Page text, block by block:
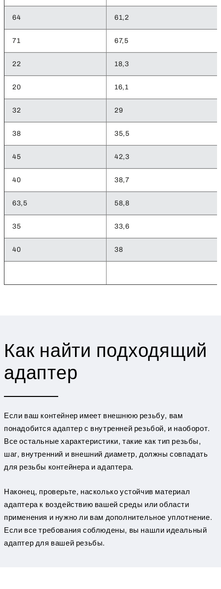
64 61,2
71 67,5
22 18,3
20 16,1
32 29
38 35,5
45 42,3
40 38,7
63,5 58,8
35 33,6
40 38
Как найти подходящий
адаптер
Если ваш контейнер имеет внешнюю резьбу, вам
понадобится адаптер с внутренней резьбой, и наоборот.
Все остальные характеристики, такие как тип резьбы,
шаг, внутренний и внешний диаметр, должны совпадать
для резьбы контейнера и адаптера.
Наконец, проверьте, насколько устойчив материал
адаптера к воздействию вашей среды или области
применения и нужно ли вам дополнительное уплотнение.
Если все требования соблюдены, вы нашли идеальный
адаптер для вашей резьбы.